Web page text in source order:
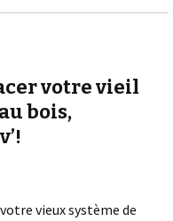
votre vieil
bois,
vieux système de